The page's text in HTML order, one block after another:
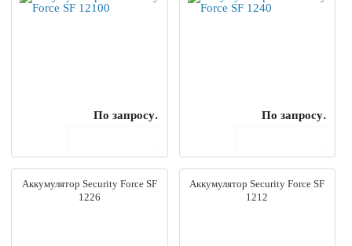
По запросу. По запросу.
Аккумулятор Security Force SF
1226
Аккумулятор Security Force SF
1212